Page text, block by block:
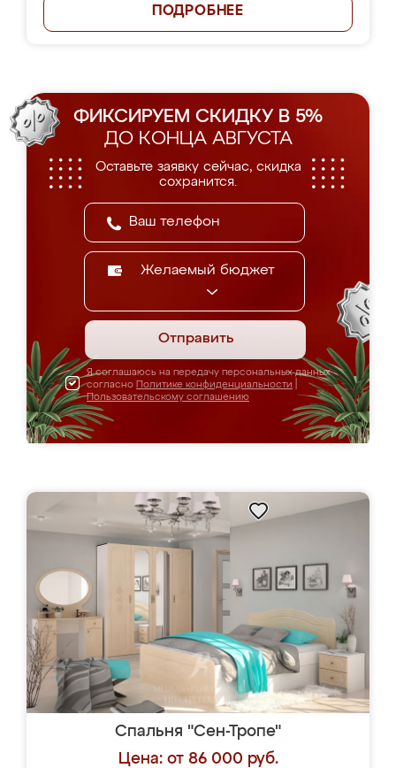
ПОДРОБНЕЕ
ФИКСИРУЕМ СКИДКУ В 5%
ДО КОНЦА АВГУСТА
Оставьте заявку сейчас, скидка
сохранится.
Желаемый бюджет
Отправить
Я соглашаюсь на передачу персональных данных
согласно Политике конфиденциальности
Пользовательскому соглашению
Спальня "Сен-Тропе"
Цена: от 86 000 руб.